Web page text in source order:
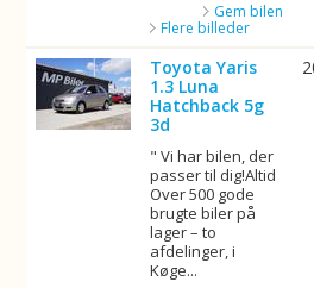
Gem bilen
Flere billeder
Toyota Yaris
1.3 Luna
Hatchback 5g
3d
" Vi har bilen, der
passer til dig!Altid
Over 500 gode
brugte biler på
lager – to
afdelinger, i
Køge...